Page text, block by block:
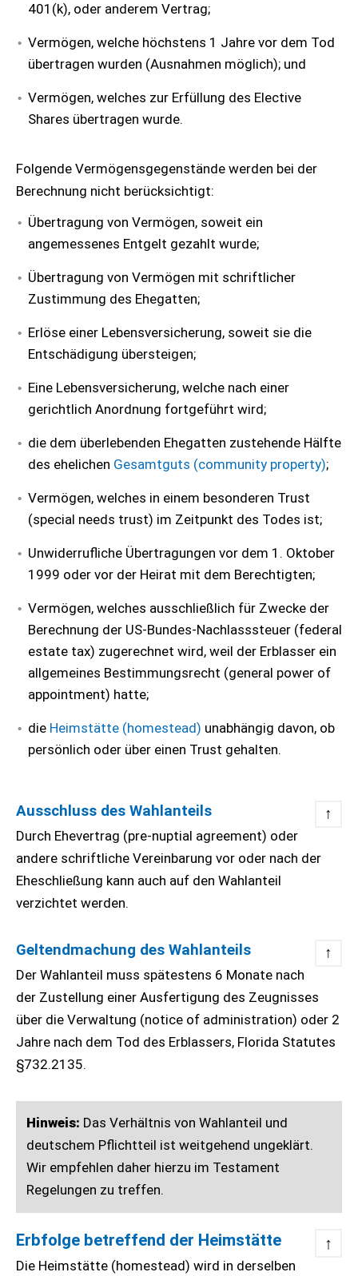
401(k), oder anderem Vertrag;
Vermögen, welche höchstens 1 Jahre vor dem Tod
übertragen wurden (Ausnahmen möglich); und
Vermögen, welches zur Erfüllung des Elective
Shares übertragen wurde.
Folgende Vermögensgegenstände werden bei der
Berechnung nicht berücksichtigt:
Übertragung von Vermögen, soweit ein
angemessenes Entgelt gezahlt wurde;
Übertragung von Vermögen mit schriftlicher
Zustimmung des Ehegatten;
Erlöse einer Lebensversicherung, soweit sie die
Entschädigung übersteigen;
Eine Lebensversicherung, welche nach einer
gerichtlich Anordnung fortgeführt wird;
die dem überlebenden Ehegatten zustehende Hälfte
des ehelichen Gesamtguts (community property);
Vermögen, welches in einem besonderen Trust
(special needs trust) im Zeitpunkt des Todes ist;
Unwiderrufliche Übertragungen vor dem 1. Oktober
1999 oder vor der Heirat mit dem Berechtigten;
Vermögen, welches ausschließlich für Zwecke der
Berechnung der US-Bundes-Nachlasssteuer (federal
estate tax) zugerechnet wird, weil der Erblasser ein
allgemeines Bestimmungsrecht (general power of
appointment) hatte;
die Heimstätte (homestead) unabhängig davon, ob
persönlich oder über einen Trust gehalten.
Ausschluss des Wahlanteils ↑
Durch Ehevertrag (pre-nuptial agreement) oder
andere schriftliche Vereinbarung vor oder nach der
Eheschließung kann auch auf den Wahlanteil
verzichtet werden.
Geltendmachung des Wahlanteils ↑
Der Wahlanteil muss spätestens 6 Monate nach
der Zustellung einer Ausfertigung des Zeugnisses
über die Verwaltung (notice of administration) oder 2
Jahre nach dem Tod des Erblassers, Florida Statutes
§732.2135.
Hinweis: Das Verhältnis von Wahlanteil und
deutschem Pflichtteil ist weitgehend ungeklärt.
Wir empfehlen daher hierzu im Testament
Regelungen zu treffen.
Erbfolge betreffend der Heimstätte ↑
Die Heimstätte (homestead) wird in derselben